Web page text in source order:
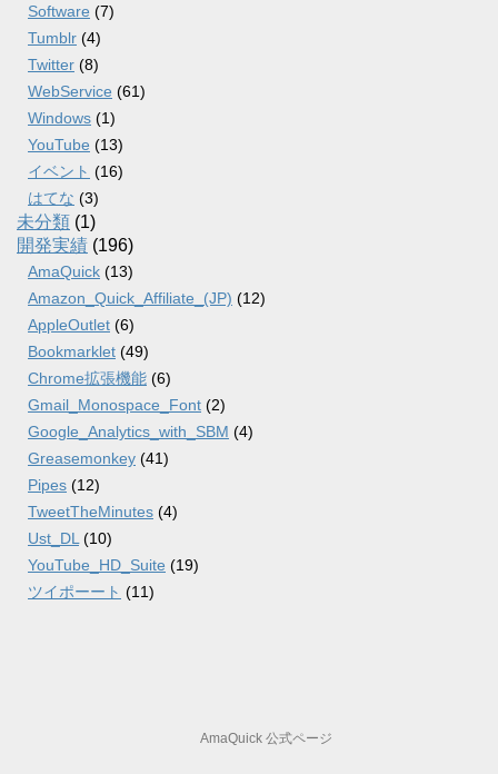
Software (7)
Tumblr (4)
Twitter (8)
WebService (61)
Windows (1)
YouTube (13)
イベント (16)
はてな (3)
未分類 (1)
開発実績 (196)
AmaQuick (13)
Amazon_Quick_Affiliate_(JP) (12)
AppleOutlet (6)
Bookmarklet (49)
Chrome拡張機能 (6)
Gmail_Monospace_Font (2)
Google_Analytics_with_SBM (4)
Greasemonkey (41)
Pipes (12)
TweetTheMinutes (4)
Ust_DL (10)
YouTube_HD_Suite (19)
ツイポーート (11)
AmaQuick 公式ページ